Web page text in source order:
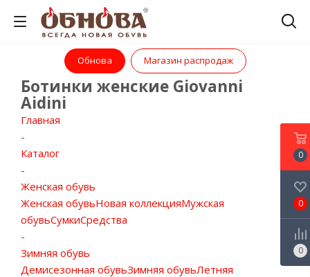
Обнова Магазин распродаж
Ботинки женские Giovanni
Aidini
Главная
-
Каталог
-
Женская обувь
Женская обувьНовая коллекцияМужская
обувьСумкиСредства
-
Зимняя обувь
Демисезонная обувьЗимняя обувьЛетняя
0
0
0